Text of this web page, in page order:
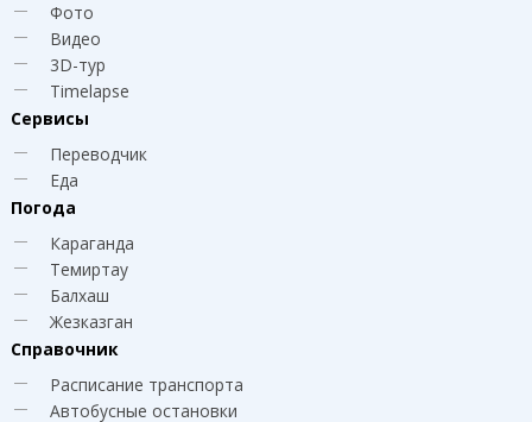
Фото
Видео
3D-тур
Timelapse
Сервисы
Переводчик
Еда
Погода
Караганда
Темиртау
Балхаш
Жезказган
Справочник
Расписание транспорта
Автобусные остановки